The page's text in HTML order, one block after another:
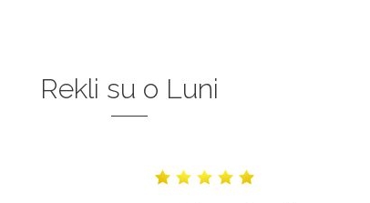
Rekli su o Luni